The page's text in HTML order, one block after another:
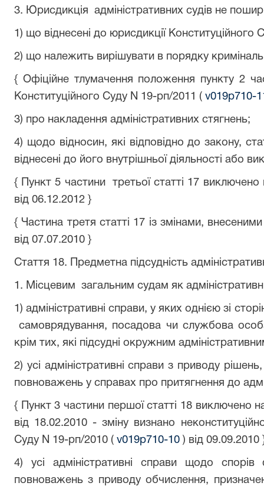
3. Юрисдикція адміністративних судів не
1) що віднесені до юрисдикції Конституційного
2) що належить вирішувати в порядку
{ Офіційне тлумачення положення пункту 2
Конституційного Суду N 19-рп/2011 ( v019p710-
3) про накладення адміністративних стягнень;
4) щодо відносин, які відповідно до закону,
віднесені до його внутрішньої діяльності або
{ Пункт 5 частини третьої статті 17
від 06.12.2012 }
{ Частина третя статті 17 із змінами,
від 07.07.2010 }
Стаття 18. Предметна підсудність
1. Місцевим загальним судам як
1) адміністративні справи, у яких однією зі
самоврядування, посадова чи службова
крім тих, які підсудні окружним
2) усі адміністративні справи з приводу
повноважень у справах про притягнення до
{ Пункт 3 частини першої статті 18 виключено
від 18.02.2010 - зміну визнано
Суду N 19-рп/2010 ( v019p710-10 ) від 09.09.2010
4) усі адміністративні справи щодо
повноважень з приводу обчислення,